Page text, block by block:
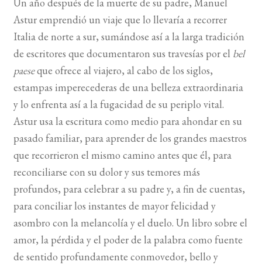
Astur emprendió un viaje que lo llevaría a recorrer
Italia de norte a sur, sumándose así a la larga tradición
de escritores que documentaron sus travesías por el bel
paeseque ofrece al viajero, al cabo de los siglos,
estampas imperecederas de una belleza extraordinaria
y lo enfrenta así a la fugacidad de su periplo vital.
Astur usa la escritura como medio para ahondar en su
pasado familiar, para aprender de los grandes maestros
que recorrieron el mismo camino antes que él, para
reconciliarse con su dolor y sus temores más
profundos, para celebrar a su padre y, a fin de cuentas,
para conciliar los instantes de mayor felicidad y
asombro con la melancolía y el duelo. Un libro sobre el
amor, la pérdida y el poder de la palabra como fuente
de sentido profundamente conmovedor, bello y